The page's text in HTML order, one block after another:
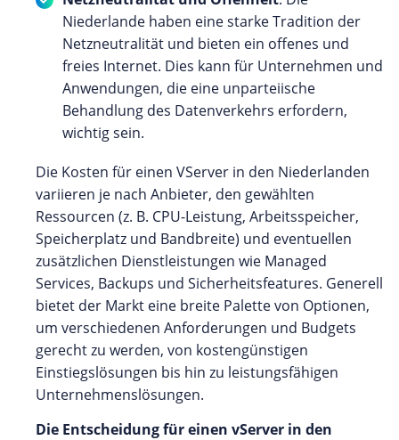
Niederlande haben eine starke Tradition der
Netzneutralität und bieten ein offenes und
freies Internet. Dies kann für Unternehmen und
Anwendungen, die eine unparteiische
Behandlung des Datenverkehrs erfordern,
wichtig sein.
Die Kosten für einen VServer in den Niederlanden
variieren je nach Anbieter, den gewählten
Ressourcen (z. B. CPU-Leistung, Arbeitsspeicher,
Speicherplatz und Bandbreite) und eventuellen
zusätzlichen Dienstleistungen wie Managed
Services, Backups und Sicherheitsfeatures. Generell
bietet der Markt eine breite Palette von Optionen,
um verschiedenen Anforderungen und Budgets
gerecht zu werden, von kostengünstigen
Einstiegslösungen bis hin zu leistungsfähigen
Unternehmenslösungen.
Die Entscheidung für einen vServer in den